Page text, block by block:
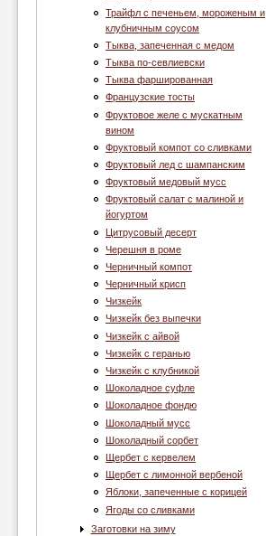
Трайфл с печеньем, мороженым и
клубничным соусом
Тыква, запеченная с медом
Тыква по-севлиевски
Тыква фаршированная
Французские тосты
Фруктовое желе с мускатным
вином
Фруктовый компот со сливками
Фруктовый лед с шампанским
Фруктовый медовый мусс
Фруктовый салат с малиной и
йогуртом
Цитрусовый десерт
Черешня в роме
Черничный компот
Черничный крисп
Чизкейк
Чизкейк без выпечки
Чизкейк с айвой
Чизкейк с геранью
Чизкейк с клубникой
Шоколадное суфле
Шоколадное фондю
Шоколадный мусс
Шоколадный сорбет
Щербет с кервелем
Щербет с лимонной вербеной
Яблоки, запеченные с корицей
Ягоды со сливками
Заготовки на зиму